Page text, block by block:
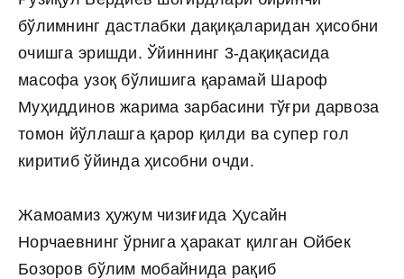
бўлимнинг дастлабки дақиқаларидан ҳисобни
очишга эришди. Ўйиннинг 3-дақиқасида
масофа узоқ бўлишига қарамай Шароф
Муҳиддинов жарима зарбасини тўғри дарвоза
томон йўллашга қарор қилди ва супер гол
киритиб ўйинда ҳисобни очди.
Жамоамиз ҳужум чизиғида Ҳусайн
Норчаевнинг ўрнига ҳаракат қилган Ойбек
Бозоров бўлим мобайнида рақиб